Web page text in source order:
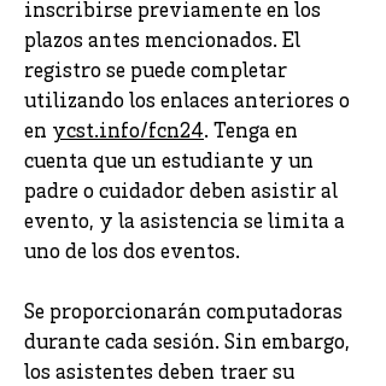
inscribirse previamente en los
plazos antes mencionados. El
registro se puede completar
utilizando los enlaces anteriores o
en ycst.info/fcn24. Tenga en
cuenta que un estudiante y un
padre o cuidador deben asistir al
evento, y la asistencia se limita a
uno de los dos eventos.
Se proporcionarán computadoras
durante cada sesión. Sin embargo,
los asistentes deben traer su